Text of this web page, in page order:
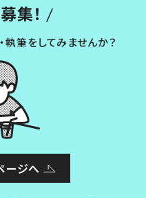
集！
執筆をしてみませんか？
ージへ